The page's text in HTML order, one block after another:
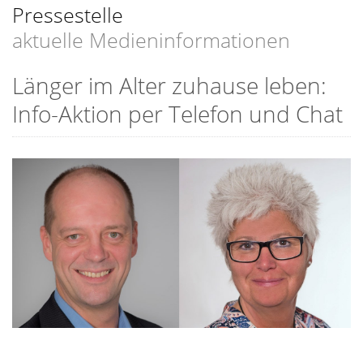
Pressestelle
aktuelle Medieninformationen
Länger im Alter zuhause leben:
Info-Aktion per Telefon und Chat